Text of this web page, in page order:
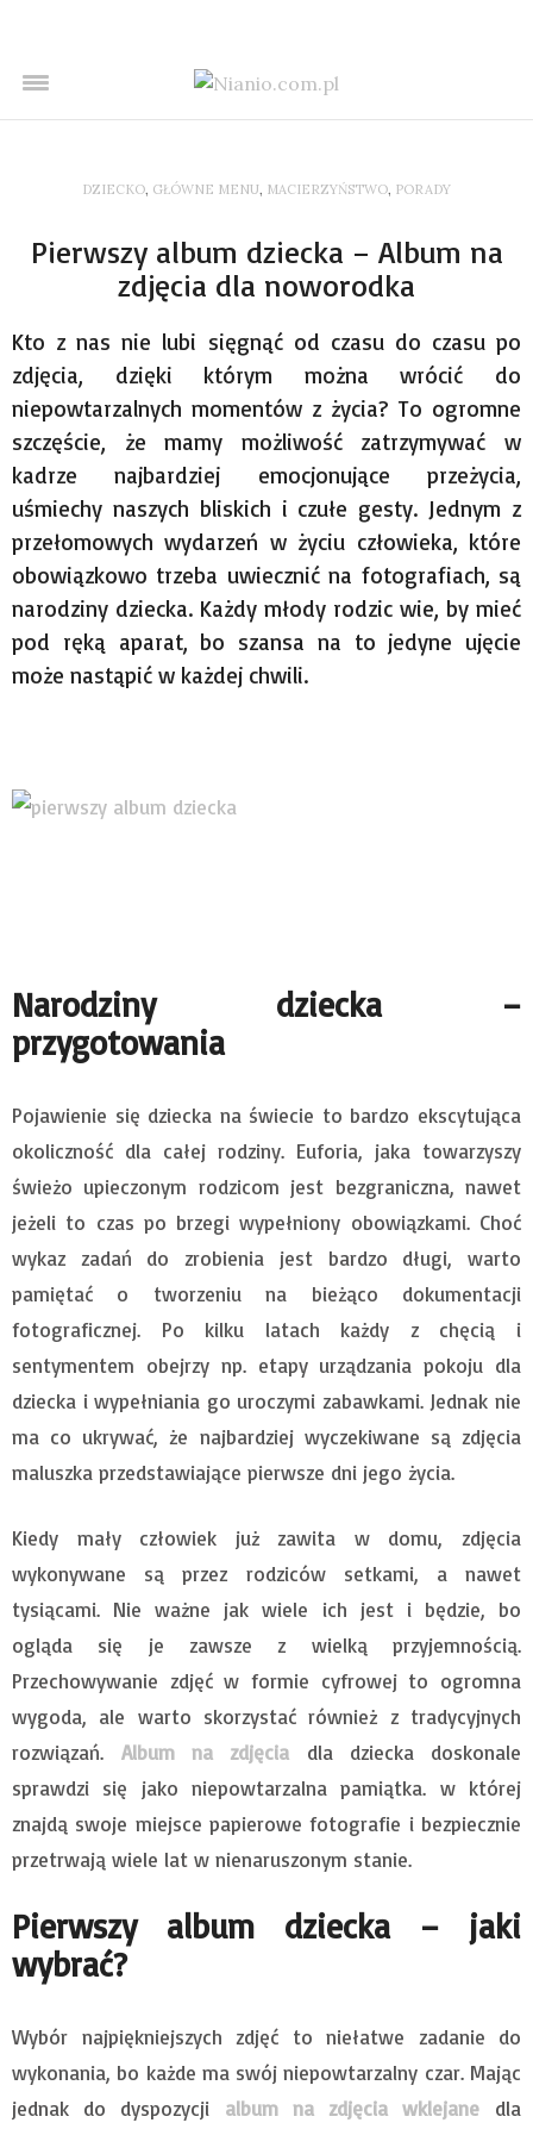
DZIECKO, GŁÓWNE MENU, MACIERZYŃSTWO, PORADY
Pierwszy album dziecka – Album na
zdjęcia dla noworodka
Kto z nas nie lubi sięgnąć od czasu do czasu po
zdjęcia, dzięki którym można wrócić do
niepowtarzalnych momentów z życia? To ogromne
szczęście, że mamy możliwość zatrzymywać w
kadrze najbardziej emocjonujące przeżycia,
uśmiechy naszych bliskich i czułe gesty. Jednym z
przełomowych wydarzeń w życiu człowieka, które
obowiązkowo trzeba uwiecznić na fotografiach, są
narodziny dziecka. Każdy młody rodzic wie, by mieć
pod ręką aparat, bo szansa na to jedyne ujęcie
może nastąpić w każdej chwili.
Narodziny dziecka –
przygotowania
Pojawienie się dziecka na świecie to bardzo ekscytująca
okoliczność dla całej rodziny. Euforia, jaka towarzyszy
świeżo upieczonym rodzicom jest bezgraniczna, nawet
jeżeli to czas po brzegi wypełniony obowiązkami. Choć
wykaz zadań do zrobienia jest bardzo długi, warto
pamiętać o tworzeniu na bieżąco dokumentacji
fotograficznej. Po kilku latach każdy z chęcią i
sentymentem obejrzy np. etapy urządzania pokoju dla
dziecka i wypełniania go uroczymi zabawkami. Jednak nie
ma co ukrywać, że najbardziej wyczekiwane są zdjęcia
maluszka przedstawiające pierwsze dni jego życia.
Kiedy mały człowiek już zawita w domu, zdjęcia
wykonywane są przez rodziców setkami, a nawet
tysiącami. Nie ważne jak wiele ich jest i będzie, bo
ogląda się je zawsze z wielką przyjemnością.
Przechowywanie zdjęć w formie cyfrowej to ogromna
wygoda, ale warto skorzystać również z tradycyjnych
rozwiązań. Album na zdjęcia
dla dziecka doskonale
sprawdzi się jako niepowtarzalna pamiątka. w której
znajdą swoje miejsce papierowe fotografie i bezpiecznie
przetrwają wiele lat w nienaruszonym stanie.
Pierwszy album dziecka – jaki
wybrać?
Wybór najpiękniejszych zdjęć to niełatwe zadanie do
wykonania, bo każde ma swój niepowtarzalny czar. Mając
jednak do dyspozycji album na zdjęcia wklejane
dla